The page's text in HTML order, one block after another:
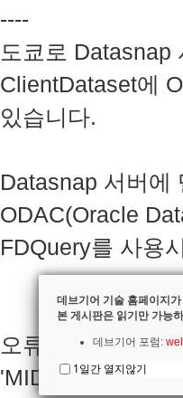
----
도쿄로 Datasnap
ClientDataset에
있습니다.
Datasnap 서버에
ODAC(Oracle
FDQuery를 사용
오류 메시지는
'MIDAS.DLL'.
데브기어 기술 홈페이지
본 게시판은 읽기만 가능
데브기어 포럼:
1일간 열지않기